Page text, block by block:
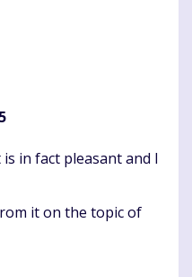
in fact pleasant and I
it on the topic of